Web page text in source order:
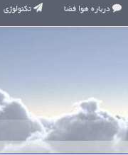
درباره هوا فضا تکنولوژی